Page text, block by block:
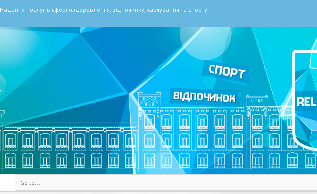
Надання послуг в сфері оздоровлення, відпочинку, харчування та спорту.
Go to...